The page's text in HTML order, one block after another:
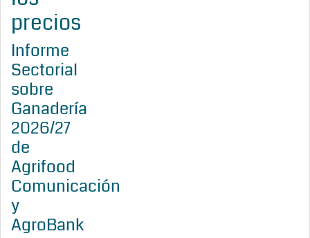
precios
Informe
Sectorial
sobre
Ganadería
2026/27
de
Agrifood
Comunicación
y
AgroBank